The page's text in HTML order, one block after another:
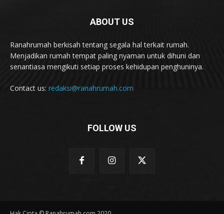
ABOUT US
Ranahrumah berkisah tentang segala hal terkait rumah.
Menjadikan rumah tempat paling nyaman untuk dihuni dan
senantiasa mengikuti setiap proses kehidupan penghuninya.
Contact us: redaksi@ranahrumah.com
FOLLOW US